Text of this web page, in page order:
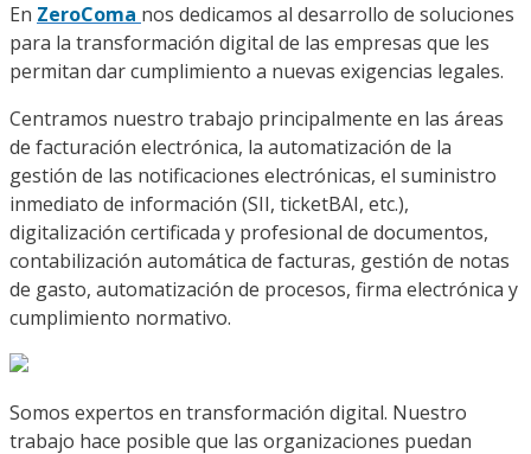
En ZeroComa nos dedicamos al desarrollo de soluciones
para la transformación digital de las empresas que les
permitan dar cumplimiento a nuevas exigencias legales.
Centramos nuestro trabajo principalmente en las áreas
de facturación electrónica, la automatización de la
gestión de las notificaciones electrónicas, el suministro
inmediato de información (SII, ticketBAI, etc.),
digitalización certificada y profesional de documentos,
contabilización automática de facturas, gestión de notas
de gasto, automatización de procesos, firma electrónica y
cumplimiento normativo.
Somos expertos en transformación digital. Nuestro
trabajo hace posible que las organizaciones puedan